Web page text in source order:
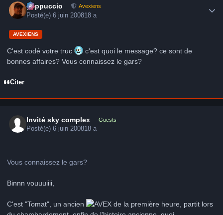
peppuccio Avexiens
Posté(e)6 juin 200818 a
AVEXIENS
C'est codé votre truc
c'est quoi le message? ce sont de
bonnes affaires? Vous connaissez le gars?
Citer
Invité sky complex Guests
Posté(e)6 juin 200818 a
Vous connaissez le gars?
Binnn vouuuiiii,
C'est "Tomat", un ancien
de la première heure, partit lors